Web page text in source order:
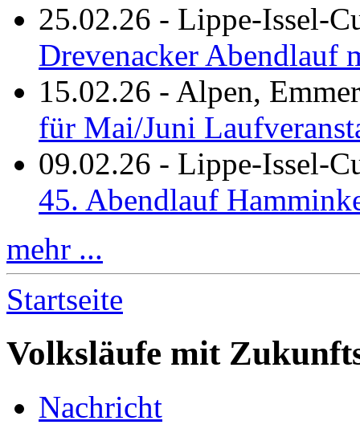
25.02.26 - Lippe-Issel-
Drevenacker Abendlauf
15.02.26 - Alpen,
für Mai/Juni
09.02.26 - Lippe-Issel-
45. Abendlauf
mehr ...
Startseite
Volksläufe mit
Nachricht